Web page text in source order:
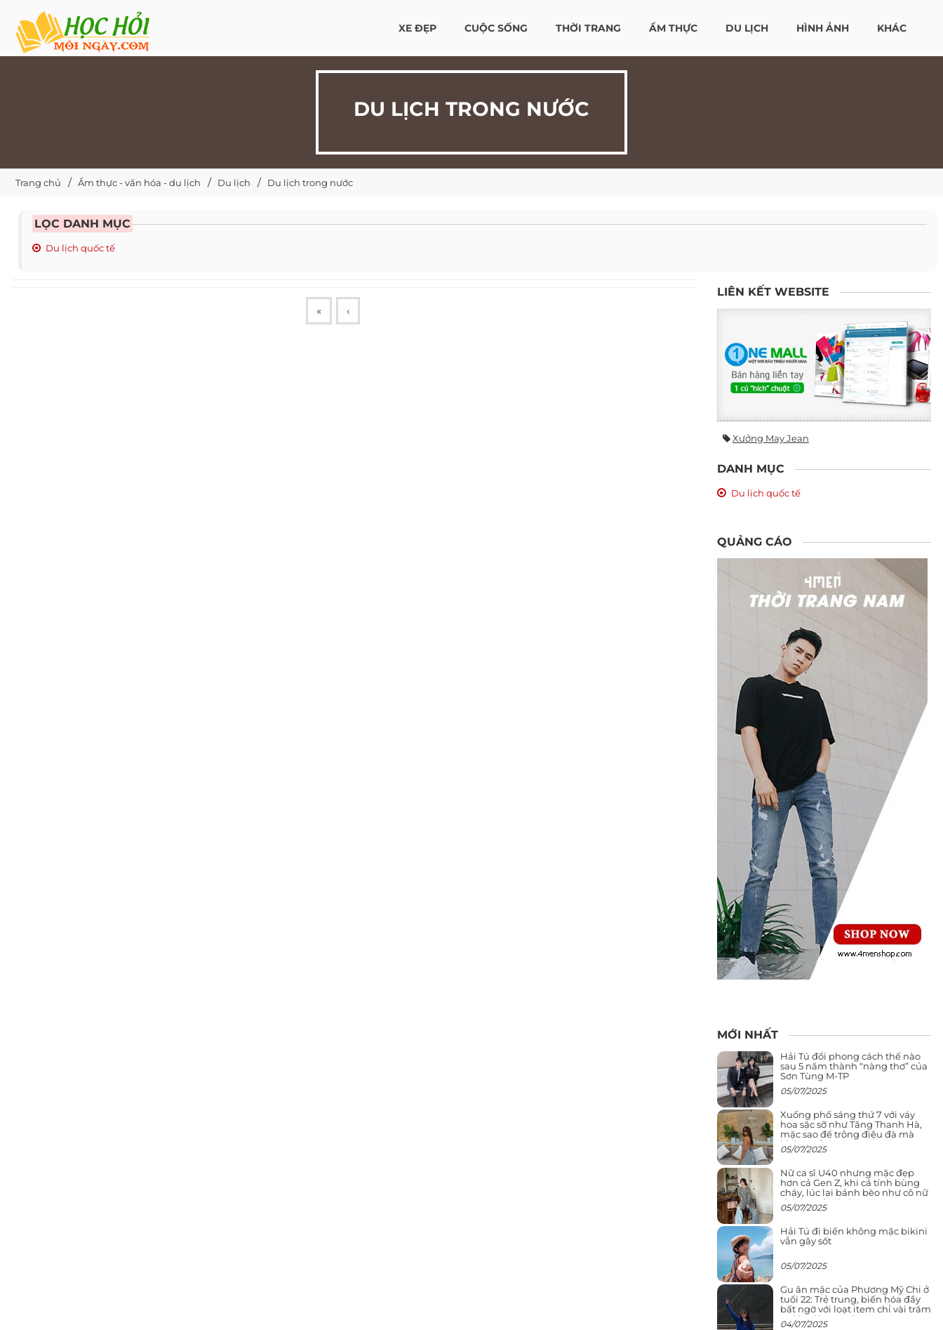
XE ĐẸP CUỘC SỐNG THỜI TRANG ẨM THỰC DU LỊCH HÌNH ẢNH KHÁC
DU LỊCH TRONG NƯỚC
Trang chủ Ẩm thực - văn hóa - du lịch Du lịch Du lịch trong nước
LỌC DANH MỤC
Du lịch quốc tế
« ‹
LIÊN KẾT WEBSITE
Xưởng May Jean
DANH MỤC
Du lịch quốc tế
QUẢNG CÁO
MỚI NHẤT
Hải Tú đổi phong cách thế nào
sau 5 năm thành “nàng thơ” của
Sơn Tùng M-TP
05/07/2025
Xuống phố sáng thứ 7 với váy
hoa sặc sỡ như Tăng Thanh Hà,
mặc sao để trông điệu đà mà
không sến
05/07/2025
Nữ ca sĩ U40 nhưng mặc đẹp
hơn cả Gen Z, khi cá tính bùng
cháy, lúc lại bánh bèo như cô nữ
chính ngôn tình
05/07/2025
Hải Tú đi biển không mặc bikini
vẫn gây sốt
05/07/2025
Gu ăn mặc của Phương Mỹ Chi ở
tuổi 22: Trẻ trung, biến hóa đầy
bất ngờ với loạt item chỉ vài trăm
nghìn đã mua được
04/07/2025